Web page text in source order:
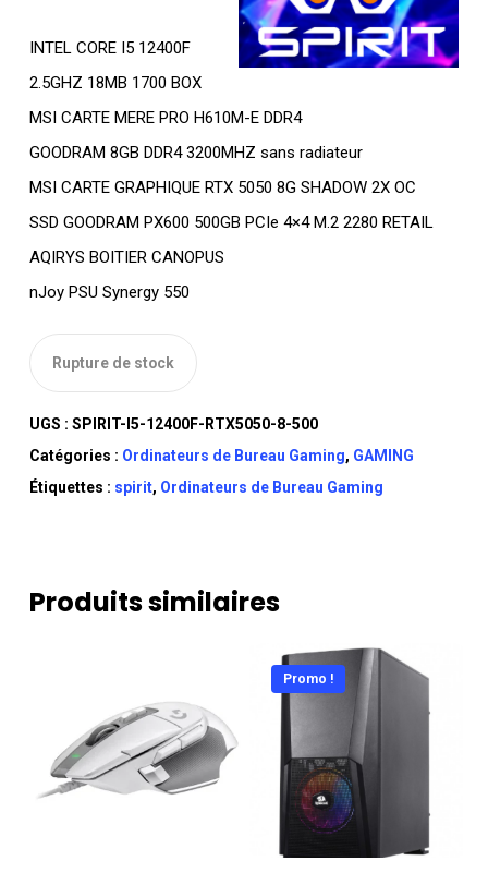
INTEL CORE I5 12400F
2.5GHZ 18MB 1700 BOX
MSI CARTE MERE PRO H610M-E DDR4
GOODRAM 8GB DDR4 3200MHZ sans radiateur
MSI CARTE GRAPHIQUE RTX 5050 8G SHADOW 2X OC
SSD GOODRAM PX600 500GB PCIe 4×4 M.2 2280 RETAIL
AQIRYS BOITIER CANOPUS
nJoy PSU Synergy 550
Rupture de stock
UGS : SPIRIT-I5-12400F-RTX5050-8-500
Catégories : Ordinateurs de Bureau Gaming, GAMING
Étiquettes : spirit, Ordinateurs de Bureau Gaming
Produits similaires
Promo !